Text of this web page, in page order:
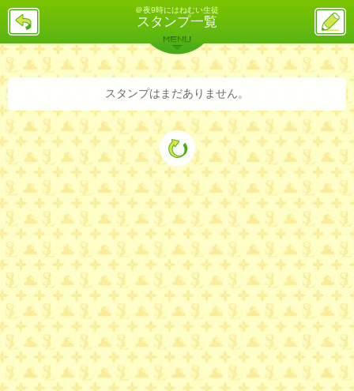
＠夜9時にはねむい生徒
スタンプ一覧
戻
ス
投
稿
バックナンバー 詳細検索 ランキング
MENU
スタンプはまだありません。